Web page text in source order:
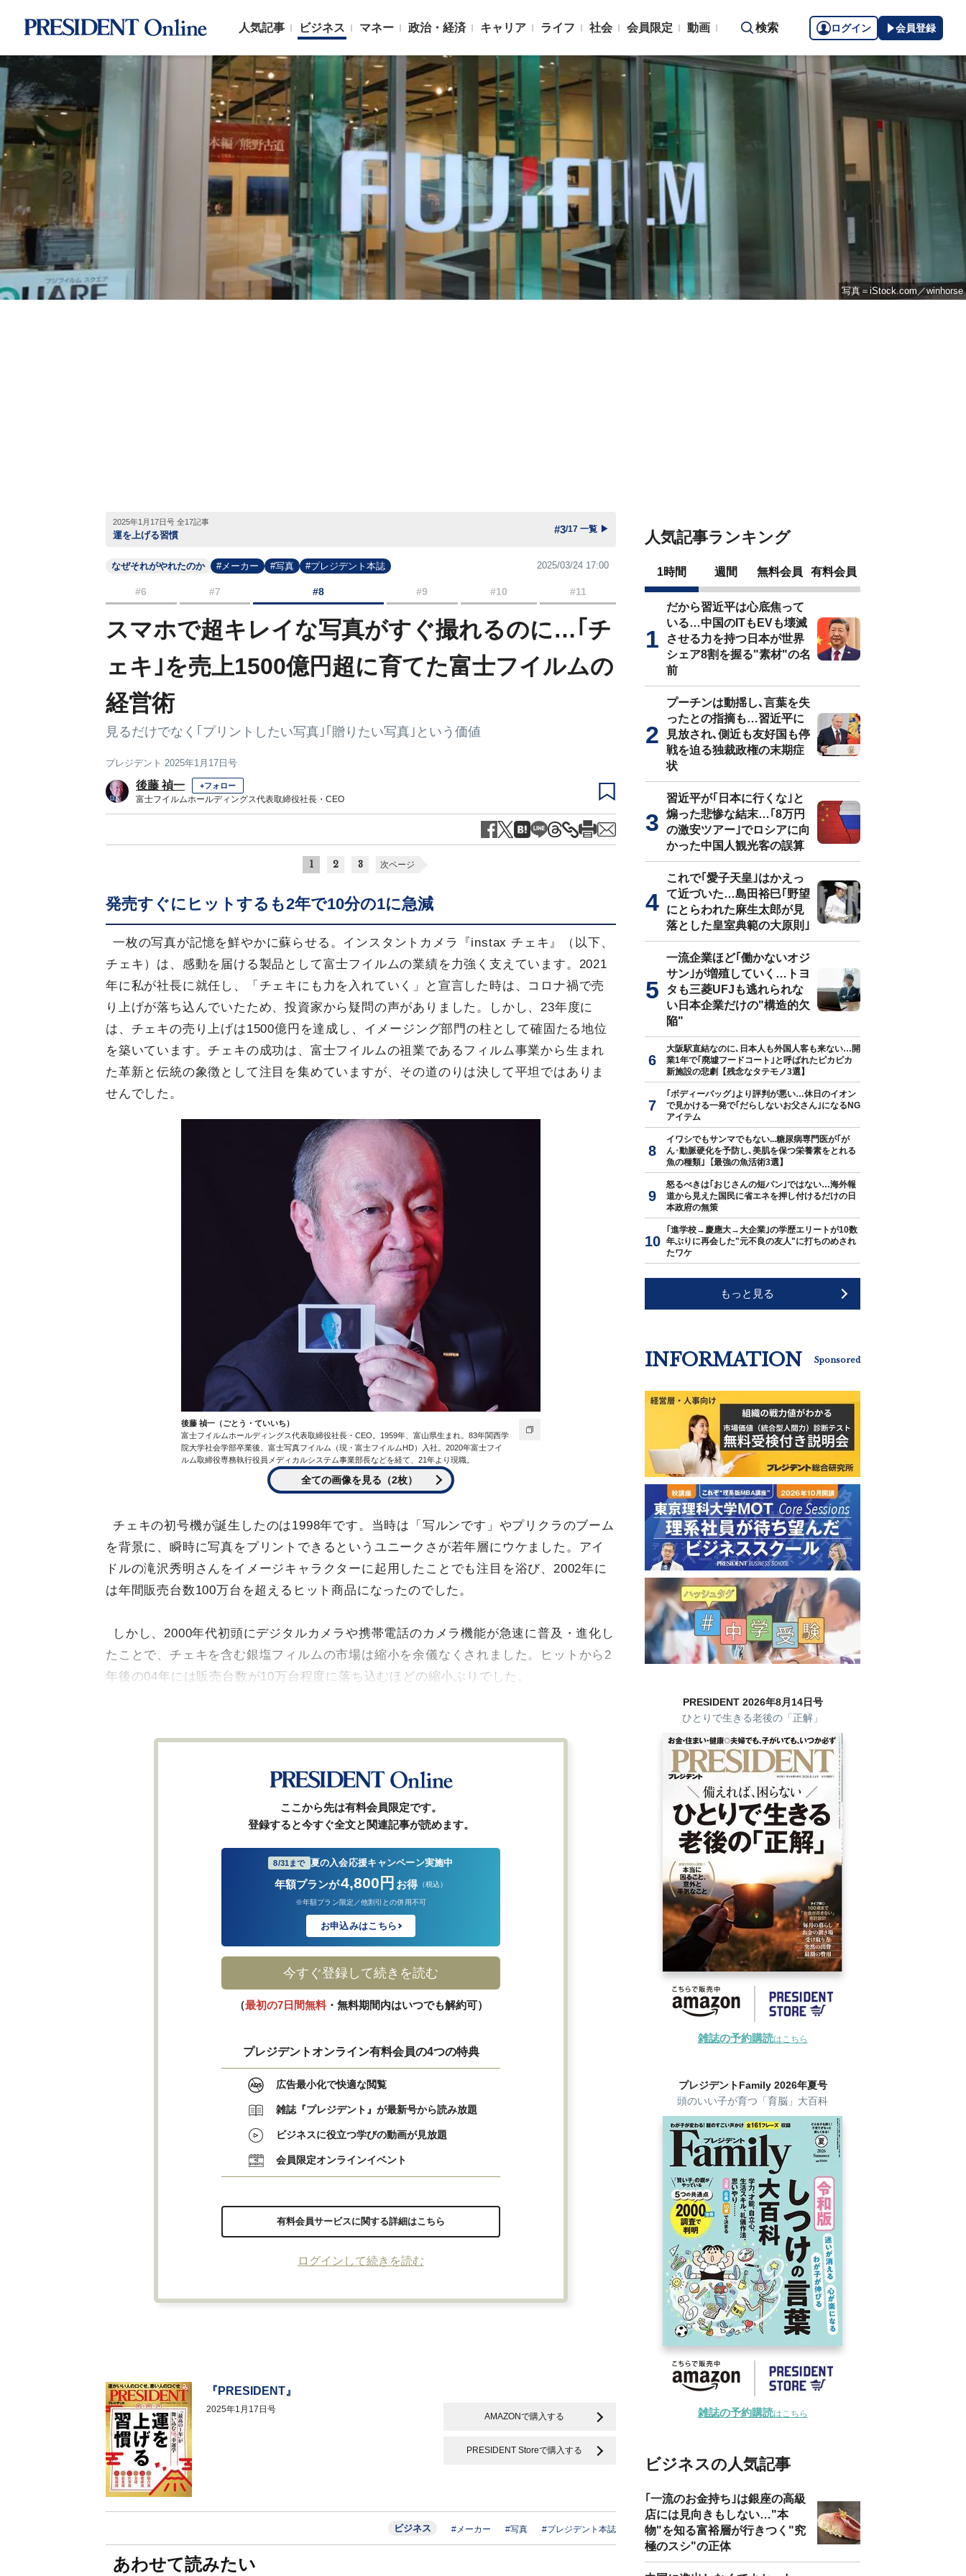
人気記事 ビジネス マネー 政治・経済 キャリア ライフ 社会 会員限定 動画 検索 ログイン 会員登録
写真＝iStock.com／winhorse
2025年1月17日号 全17記事
運を上げる習慣 #3/17 一覧 ▶
なぜそれがやれたのか #メーカー #写真 #プレジデント本誌 2025/03/24 17:00
#6 #7 #8 #9 #10 #11
スマホで超キレイな写真がすぐ撮れるのに…｢チ
ェキ｣を売上1500億円超に育てた富士フイルムの
経営術
見るだけでなく｢プリントしたい写真｣｢贈りたい写真｣という価値
プレジデント 2025年1月17日号
後藤 禎一 +フォロー
富士フイルムホールディングス代表取締役社長・CEO
1 2 3 次ページ
発売すぐにヒットするも2年で10分の1に急減
一枚の写真が記憶を鮮やかに蘇らせる。インスタントカメラ『instax チェキ』（以下、
チェキ）は、感動を届ける製品として富士フイルムの業績を力強く支えています。2021
年に私が社長に就任し、「チェキにも力を入れていく」と宣言した時は、コロナ禍で売
り上げが落ち込んでいたため、投資家から疑問の声がありました。しかし、23年度に
は、チェキの売り上げは1500億円を達成し、イメージング部門の柱として確固たる地位
を築いています。チェキの成功は、富士フイルムの祖業であるフィルム事業から生まれ
た革新と伝統の象徴として注目を集めていますが、その道のりは決して平坦ではありま
せんでした。
後藤 禎一（ごとう・ていいち）
富士フイルムホールディングス代表取締役社長・CEO。1959年、富山県生まれ。83年関西学
院大学社会学部卒業後、富士写真フイルム（現・富士フイルムHD）入社。2020年富士フイ
ルム取締役専務執行役員メディカルシステム事業部長などを経て、21年より現職。
全ての画像を見る（2枚）
チェキの初号機が誕生したのは1998年です。当時は「写ルンです」やプリクラのブーム
を背景に、瞬時に写真をプリントできるというユニークさが若年層にウケました。アイ
ドルの滝沢秀明さんをイメージキャラクターに起用したことでも注目を浴び、2002年に
は年間販売台数100万台を超えるヒット商品になったのでした。
しかし、2000年代初頭にデジタルカメラや携帯電話のカメラ機能が急速に普及・進化し
たことで、チェキを含む銀塩フィルムの市場は縮小を余儀なくされました。ヒットから2
年後の04年には販売台数が10万台程度に落ち込むほどの縮小ぶりでした。
ここから先は有料会員限定です。
登録すると今すぐ全文と関連記事が読めます。
8/31まで 夏の入会応援キャンペーン実施中
年額プランが4,800円 お得 （税込）
※年額プラン限定／他割引との併用不可
お申込みはこちら
今すぐ登録して続きを読む
（最初の7日間無料・無料期間内はいつでも解約可）
プレジデントオンライン有料会員の4つの特典
広告最小化で快適な閲覧
雑誌『プレジデント』が最新号から読み放題
ビジネスに役立つ学びの動画が見放題
会員限定オンラインイベント
有料会員サービスに関する詳細はこちら
ログインして続きを読む
『PRESIDENT』
2025年1月17日号
AMAZONで購入する
PRESIDENT Storeで購入する
ビジネス #メーカー #写真 #プレジデント本誌
あわせて読みたい
人気記事ランキング
1時間 週間 無料会員 有料会員
だから習近平は心底焦って
いる…中国のITもEVも壊滅
させる力を持つ日本が世界
シェア8割を握る"素材"の名
前
プーチンは動揺し､言葉を失
ったとの指摘も…習近平に
見放され､側近も友好国も停
戦を迫る独裁政権の末期症
状
習近平が｢日本に行くな｣と
煽った悲惨な結末…｢8万円
の激安ツアー｣でロシアに向
かった中国人観光客の誤算
これで｢愛子天皇｣はかえっ
て近づいた…島田裕巳｢野望
にとらわれた麻生太郎が見
落とした皇室典範の大原則｣
一流企業ほど｢働かないオジ
サン｣が増殖していく…トヨ
タも三菱UFJも逃れられな
い日本企業だけの"構造的欠
陥"
大阪駅直結なのに､日本人も外国人客も来ない…開
業1年で｢廃墟フードコート｣と呼ばれたピカピカ
新施設の悲劇【残念なタテモノ3選】
｢ボディーバッグ｣より評判が悪い…休日のイオン
で見かける一発で｢だらしないお父さん｣になるNG
アイテム
イワシでもサンマでもない...糖尿病専門医が｢が
ん･動脈硬化を予防し､美肌を保つ栄養素をとれる
魚の種類｣【最強の魚活術3選】
怒るべきは｢おじさんの短パン｣ではない…海外報
道から見えた国民に省エネを押し付けるだけの日
本政府の無策
｢進学校→慶應大→大企業｣の学歴エリートが10数
年ぶりに再会した"元不良の友人"に打ちのめされ
たワケ
もっと見る
INFORMATION Sponsored
PRESIDENT 2026年8月14日号
ひとりで生きる老後の「正解」
雑誌の予約購読はこちら
プレジデントFamily 2026年夏号
頭のいい子が育つ「育脳」大百科
雑誌の予約購読はこちら
ビジネスの人気記事
｢一流のお金持ち｣は銀座の高級
店には見向きもしない…"本
物"を知る富裕層が行きつく"究
極のスシ"の正体